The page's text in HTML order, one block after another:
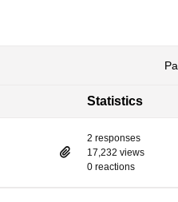
Statistics
2 responses
17,232 views
0 reactions